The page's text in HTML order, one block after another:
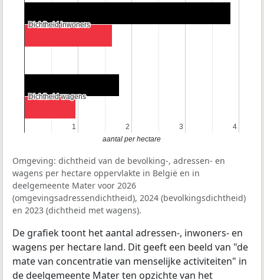
1
1 2
2 3
3 4
4
Dichtheid inwoners
Dichtheid inwoners
Dichtheid wagens
Dichtheid wagens
aantal per hectare
Omgeving: dichtheid van de bevolking-, adressen- en
wagens per hectare oppervlakte in België en in
deelgemeente Mater voor 2026
(omgevingsadressendichtheid), 2024 (bevolkingsdichtheid)
en 2023 (dichtheid met wagens).
De grafiek toont het aantal adressen-, inwoners- en
wagens per hectare land. Dit geeft een beeld van "de
mate van concentratie van menselijke activiteiten" in
de deelgemeente Mater ten opzichte van het